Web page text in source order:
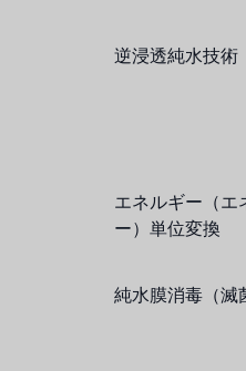
逆浸透純水技術
エネルギー（エ
ー）単位変換
純水膜消毒（滅